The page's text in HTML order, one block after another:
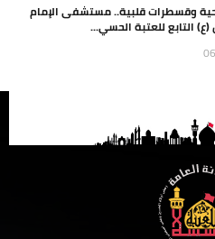
وقسطرات قلبية.. مستشفى الإمام
(ع) التابع للعتبة الحسي...